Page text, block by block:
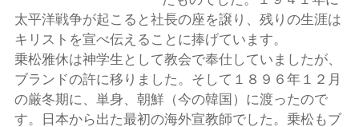
太平洋戦争が起こると社長の座を譲り、残りの生涯は
キリストを宣べ伝えることに捧げています。
乗松雅休は神学生として教会で奉仕していましたが、
ブランドの許に移りました。そして１８９６年１２月
の厳冬期に、単身、朝鮮（今の韓国）に渡ったので
す。日本から出た最初の海外宣教師でした。乗松もブ